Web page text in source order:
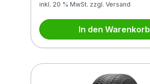
inkl. 20 % MwSt. zzgl. Versand
In den Warenkorb